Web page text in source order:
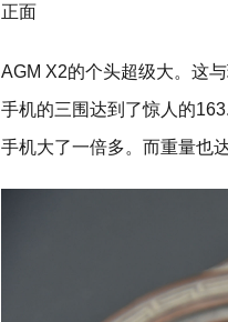
正面
AGM X2的个头超级大。这
手机的三围达到了惊人的
手机大了一倍多。而重量也